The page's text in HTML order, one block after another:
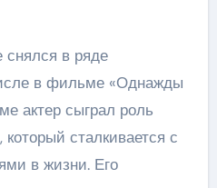
в ряде
в фильме «Однажды
актер сыграл роль
который сталкивается с
в жизни. Его